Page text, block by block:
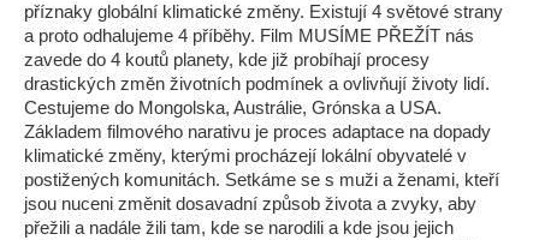
příznaky globální klimatické změny. Existují 4 světové strany
a proto odhalujeme 4 příběhy. Film MUSÍME PŘEŽÍT nás
zavede do 4 koutů planety, kde již probíhají procesy
drastických změn životních podmínek a ovlivňují životy lidí.
Cestujeme do Mongolska, Austrálie, Grónska a USA.
Základem filmového narativu je proces adaptace na dopady
klimatické změny, kterými procházejí lokální obyvatelé v
postižených komunitách. Setkáme se s muži a ženami, kteří
jsou nuceni změnit dosavadní způsob života a zvyky, aby
přežili a nadále žili tam, kde se narodili a kde jsou jejich